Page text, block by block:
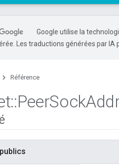
Google utilise la
Les traductions générées par IA
Référence
::PeerSock